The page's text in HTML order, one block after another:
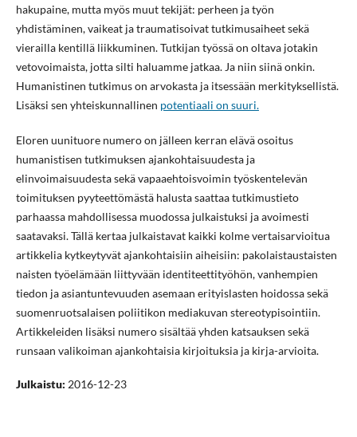
hakupaine, mutta myös muut tekijät: perheen ja työn
yhdistäminen, vaikeat ja traumatisoivat tutkimusaiheet sekä
vierailla kentillä liikkuminen. Tutkijan työssä on oltava jotakin
vetovoimaista, jotta silti haluamme jatkaa. Ja niin siinä onkin.
Humanistinen tutkimus on arvokasta ja itsessään merkityksellistä.
Lisäksi sen yhteiskunnallinen potentiaali on suuri.
Eloren uunituore numero on jälleen kerran elävä osoitus
humanistisen tutkimuksen ajankohtaisuudesta ja
elinvoimaisuudesta sekä vapaaehtoisvoimin työskentelevän
toimituksen pyyteettömästä halusta saattaa tutkimustieto
parhaassa mahdollisessa muodossa julkaistuksi ja avoimesti
saatavaksi. Tällä kertaa julkaistavat kaikki kolme vertaisarvioitua
artikkelia kytkeytyvät ajankohtaisiin aiheisiin: pakolaistaustaisten
naisten työelämään liittyvään identiteettityöhön, vanhempien
tiedon ja asiantuntevuuden asemaan erityislasten hoidossa sekä
suomenruotsalaisen poliitikon mediakuvan stereotypisointiin.
Artikkeleiden lisäksi numero sisältää yhden katsauksen sekä
runsaan valikoiman ajankohtaisia kirjoituksia ja kirja-arvioita.
Julkaistu: 2016-12-23